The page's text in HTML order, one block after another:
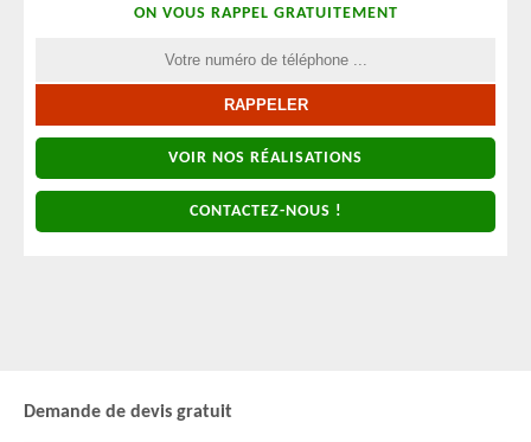
ON VOUS RAPPEL GRATUITEMENT
VOIR NOS RÉALISATIONS
CONTACTEZ-NOUS !
Demande de devis gratuit